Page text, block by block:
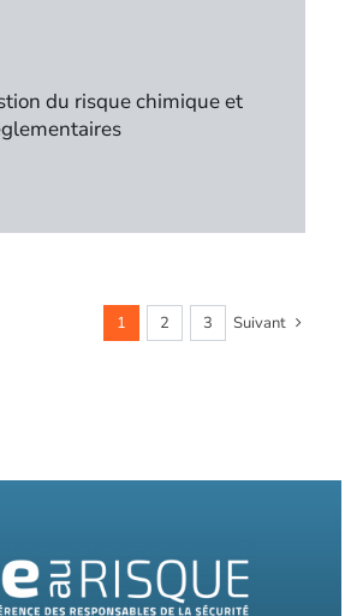
du risque chimique et
1 2 3 Suivant